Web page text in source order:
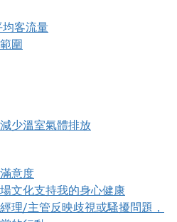
客流量
圍
少溫室氣體排放
意度
文化支持我的身心健康
理/主管反映歧視或騷擾問題，